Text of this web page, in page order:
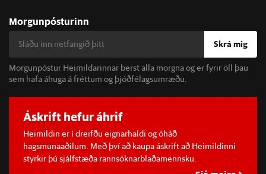
Morgunpósturinn
Skrá mig
Morgunpóstur Heimildarinnar berst alla morgna og er fyrir öll þau
sem hafa áhuga á fréttum og þjóðfélagsumræðu.
Áskrift hefur áhrif
Heimildin er í dreifðu eignarhaldi og óháð
hagsmunaaðilum. Með því að kaupa áskrift að Heimildinni
styrkir þú sjálfstæða rannsóknarblaðamennsku.